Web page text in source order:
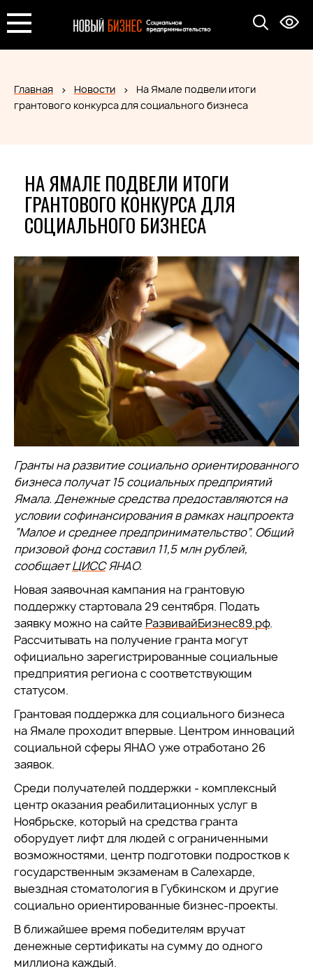
Главная Новости
На Ямале подвели итоги
грантового конкурса для социального бизнеса
НА ЯМАЛЕ ПОДВЕЛИ ИТОГИ
ГРАНТОВОГО КОНКУРСА ДЛЯ
СОЦИАЛЬНОГО БИЗНЕСА
Гранты на развитие социально ориентированного
бизнеса получат 15 социальных предприятий
Ямала. Денежные средства предоставляются на
условии софинансирования в рамках нацпроекта
“Малое и среднее предпринимательство”. Общий
призовой фонд составил 11,5 млн рублей,
сообщаетЦИССЯНАО.
Новая заявочная кампания на грантовую
поддержку стартовала 29 сентября. Подать
заявку можно на сайте РазвивайБизнес89.рф.
Рассчитывать на получение гранта могут
официально зарегистрированные социальные
предприятия региона с соответствующим
статусом.
Грантовая поддержка для социального бизнеса
на Ямале проходит впервые. Центром инноваций
социальной сферы ЯНАО уже отработано 26
заявок.
Среди получателей поддержки - комплексный
центр оказания реабилитационных услуг в
Ноябрьске, который на средства гранта
оборудует лифт для людей с ограниченными
возможностями, центр подготовки подростков к
государственным экзаменам в Салехарде,
выездная стоматология в Губкинском и другие
социально ориентированные бизнес-проекты.
В ближайшее время победителям вручат
денежные сертификаты на сумму до одного
миллиона каждый.